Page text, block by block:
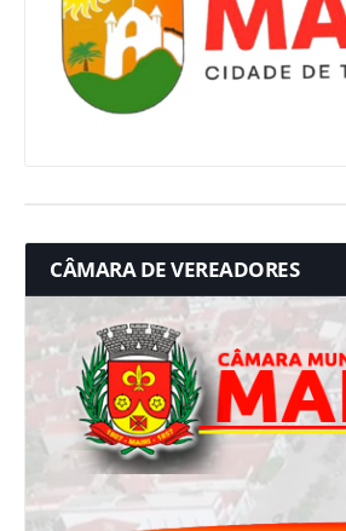
CÂMARA DE VEREADORES